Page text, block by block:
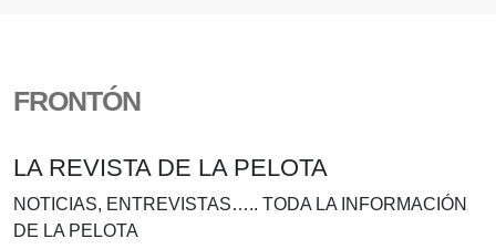
FRONTÓN
LA REVISTA DE LA PELOTA
NOTICIAS, ENTREVISTAS….. TODA LA INFORMACIÓN
DE LA PELOTA